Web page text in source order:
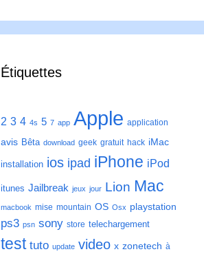
Étiquettes
2 3 4 4s 5 7 app Apple application
avis Bêta download geek gratuit hack iMac
installation ios ipad iPhone iPod
itunes Jailbreak jeux jour Lion Mac
macbook mise mountain OS Osx playstation
ps3 psn sony store telechargement
test tuto update video x zonetech à